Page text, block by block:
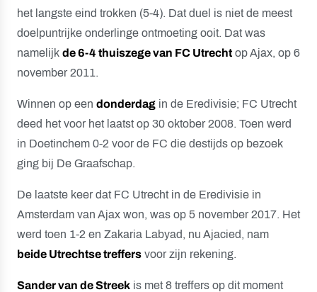
het langste eind trokken (5-4). Dat duel is niet de meest
doelpuntrijke onderlinge ontmoeting ooit. Dat was
namelijk de 6-4 thuiszege van FC Utrecht op Ajax, op 6
november 2011.
Winnen op een donderdag in de Eredivisie; FC Utrecht
deed het voor het laatst op 30 oktober 2008. Toen werd
in Doetinchem 0-2 voor de FC die destijds op bezoek
ging bij De Graafschap.
De laatste keer dat FC Utrecht in de Eredivisie in
Amsterdam van Ajax won, was op 5 november 2017. Het
werd toen 1-2 en Zakaria Labyad, nu Ajacied, nam
beide Utrechtse treffers voor zijn rekening.
Sander van de Streek is met 8 treffers op dit moment